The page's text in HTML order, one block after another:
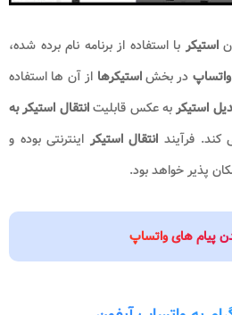
استیکربا استفاده از برنامه نام برده شده،
واتساپ در بخشاستیکرها از آن ها استفاده
استیکربه عکس قابلیتانتقال استیکر به
کند. فرآیند انتقال استیکراینترنتی بوده و
پذیر خواهد بود.
پیام های واتساپ